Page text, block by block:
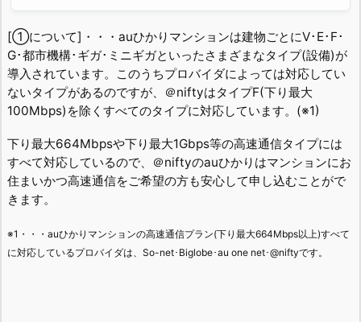
[①について]・・・auひかりマンションは建物ごとにV･E･F･
G･都市機構･ギガ･ミニギガといったさまざまなタイプ(設備)が
導入されています。このうちプロバイダによっては対応してい
ないタイプがあるのですが、＠niftyはタイプF(下り最大
100Mbps)を除くすべてのタイプに対応しています。(※1)
下り最大664Mbpsや下り最大1Gbps等の高速通信タイプには
すべて対応しているので、＠niftyのauひかりはマンションにお
住まいかつ高速通信をご希望の方も安心して申し込むことがで
きます。
※1・・・auひかりマンションの高速通信プラン(下り最大664Mbps以上)すべて
に対応しているプロバイダは、So-net･Biglobe･au one net･@niftyです。